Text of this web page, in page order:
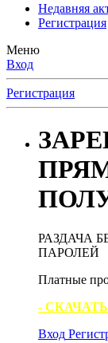
Недавняя
Регистрация
Меню
Вход
Регистрация
РАЗДАЧА
ПАРОЛЕЙ
Платные
-
Вход